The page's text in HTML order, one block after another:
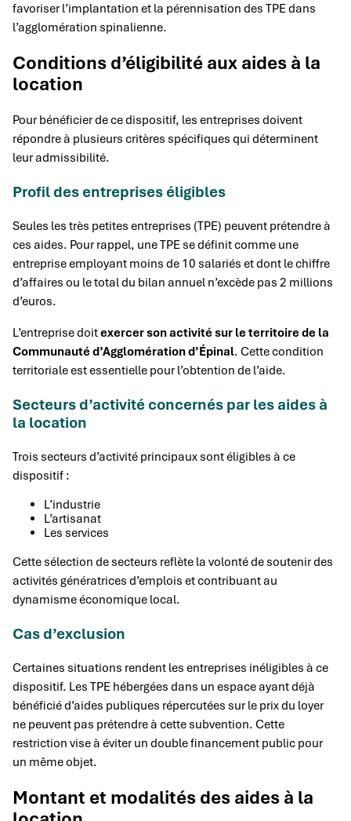
favoriser l’implantation et la pérennisation des TPE dans
l’agglomération spinalienne.
Conditions d’éligibilité aux aides à la
location
Pour bénéficier de ce dispositif, les entreprises doivent
répondre à plusieurs critères spécifiques qui déterminent
leur admissibilité.
Profil des entreprises éligibles
Seules les très petites entreprises (TPE) peuvent prétendre à
ces aides. Pour rappel, une TPE se définit comme une
entreprise employant moins de 10 salariés et dont le chiffre
d’affaires ou le total du bilan annuel n’excède pas 2 millions
d’euros.
L’entreprise doitexercer son activité sur le territoire de la
Communauté d’Agglomération d’Épinal. Cette condition
territoriale est essentielle pour l’obtention de l’aide.
Secteurs d’activité concernés par les aides à
la location
Trois secteurs d’activité principaux sont éligibles à ce
dispositif :
L’industrie
L’artisanat
Les services
Cette sélection de secteurs reflète la volonté de soutenir des
activités génératrices d’emplois et contribuant au
dynamisme économique local.
Cas d’exclusion
Certaines situations rendent les entreprises inéligibles à ce
dispositif. Les TPE hébergées dans un espace ayant déjà
bénéficié d’aides publiques répercutées sur le prix du loyer
ne peuvent pas prétendre à cette subvention. Cette
restriction vise à éviter un double financement public pour
un même objet.
Montant et modalités des aides à la